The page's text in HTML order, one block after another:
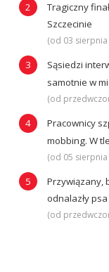
Tragiczny
Szczecinie
(od 03
Sąsiedzi
samotnie w
(od
Pracownicy
mobbing. W
(od 05
Przywiązany,
odnalazły psa
(od